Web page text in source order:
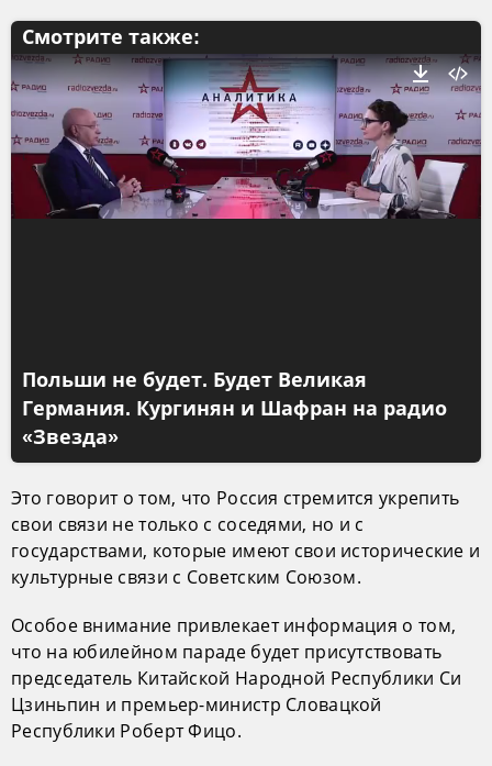
Смотрите также:
Польши не будет. Будет Великая
Германия. Кургинян и Шафран на радио
«Звезда»
Это говорит о том, что Россия стремится укрепить
свои связи не только с соседями, но и с
государствами, которые имеют свои исторические и
культурные связи с Советским Союзом.
Особое внимание привлекает информация о том,
что на юбилейном параде будет присутствовать
председатель Китайской Народной Республики Си
Цзиньпин и премьер-министр Словацкой
Республики Роберт Фицо.